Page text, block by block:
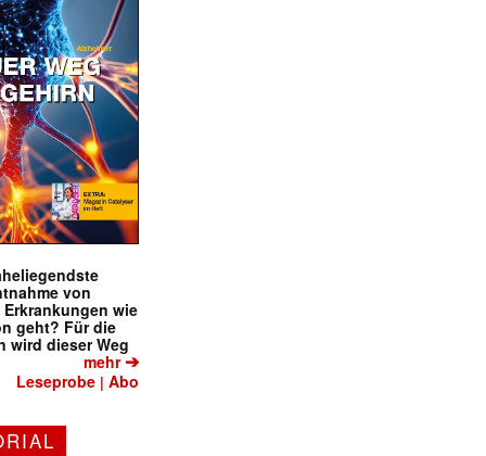
von
wie
geht? Für die
wird dieser Weg
mehr➔
Leseprobe |Abo